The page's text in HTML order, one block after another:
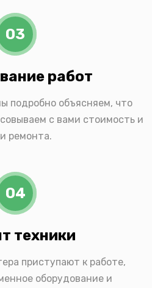
03
работ
подробно объясняем, что
с вами стоимость и
ремонта.
04
техники
приступают к работе,
оборудование и